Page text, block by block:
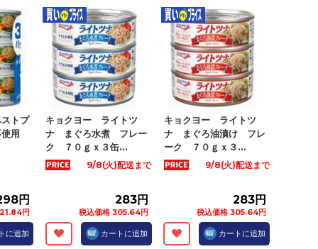
トプ
使用
円
円
に追加
キョクヨー ライトツ
ナ まぐろ水煮 フレー
ク ７０ｇｘ３缶...
9/8(火)配送まで
283円
税込価格 305.64円
カートに追加
キョクヨー ライトツ
ナ まぐろ油漬け フレ
ーク ７０ｇｘ３...
9/8(火)配送まで
283円
税込価格 305.64円
カートに追加